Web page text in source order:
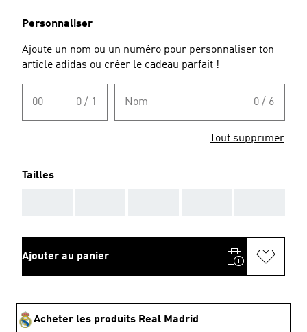
Personnaliser
Ajoute un nom ou un numéro pour personnaliser ton
article adidas ou créer le cadeau parfait !
00 0 / 1 Nom 0 / 6
Tout supprimer
Tailles
Ajouter au panier
Acheter les produits Real Madrid